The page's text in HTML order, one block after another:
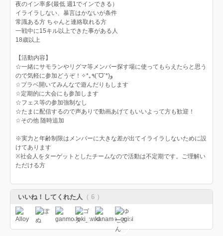
夜のイン率多(最低 週1でインできる）
イライラしない、暴言はかないが条件
常識ある方 ちゃんと連絡取れる方
一戦中に15キル以上できた事がある人
18歳以上
【活動内容】
☆一緒にサモランやリグマ等メンバー探す場に使ってもらえたらと思う
ので気軽に参加どうぞ！✧*｡٩(ˊᗜˋ*)و
☆プラベ開いてみんなで遊んだりもします
☆定期的に大会にも参加します
☆フェス等の参加強制なし
☆たまに配信するので声ありで動画あげてもいいよって方も歓迎！
☆その他 随時追加
※実力と年齢制限はメンバーに大きな差が出てイライラしないために設
けてあります
※社会人をターゲットとしたチームなので活動は不定期です。ご理解い
ただける方
いいね！してくれた人 （ 6 ）